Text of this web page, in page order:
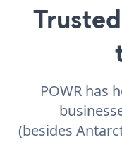
POWR has
(besides